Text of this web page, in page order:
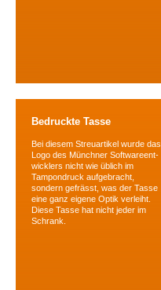
Bedruckte Tasse
Bei diesem Streuartikel wurde das
Logo des Münchner Softwareent-
wicklers nicht wie üblich im
Tampondruck aufgebracht,
sondern gefrässt, was der Tasse
eine ganz eigene Optik verleiht.
Diese Tasse hat nicht jeder im
Schrank.